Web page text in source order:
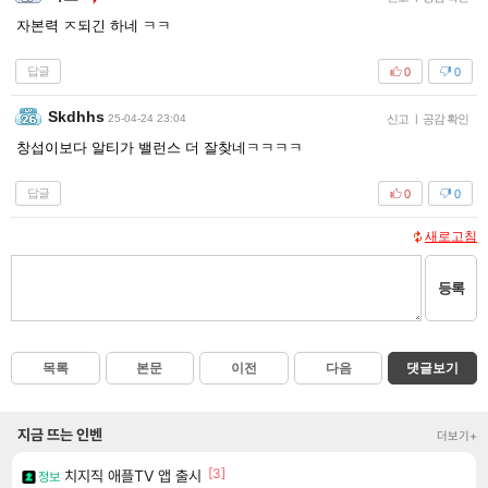
자본력 ㅈ되긴 하네 ㅋㅋ
답글 0
0
Skdhhs 25-04-24 23:04 신고 | 공감 확인
창섭이보다 알티가 밸런스 더 잘찾네ㅋㅋㅋㅋ
답글 0
0
새로고침
등록
목록 본문 이전 다음 댓글보기
지금 뜨는 인벤 더보기+
정보 치지직 애플TV 앱 출시 [3]